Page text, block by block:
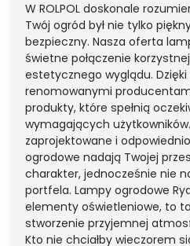
W ROLPOL doskonale
Twój ogród był nie tylko
bezpieczny. Nasza oferta
świetne połączenie
estetycznego wyglądu. Dzięki
renomowanymi
produkty, które spełnią
wymagających
zaprojektowane i
ogrodowe nadają Twojej
charakter, jednocześnie nie
portfela. Lampy ogrodowe
elementy oświetleniowe, to
stworzenie przyjemnej
Kto nie chciałby wieczorem